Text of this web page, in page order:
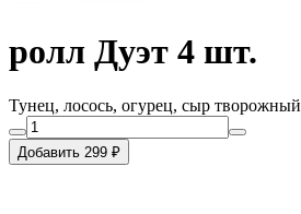
ролл Дуэт 4 шт.
Тунец, лосось, огурец, сыр творожный
Добавить 299 ₽